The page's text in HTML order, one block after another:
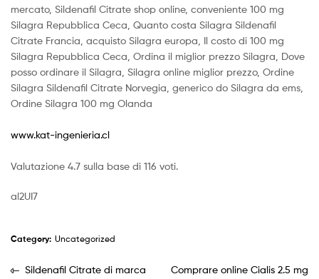
mercato, Sildenafil Citrate shop online, conveniente 100 mg
Silagra Repubblica Ceca, Quanto costa Silagra Sildenafil
Citrate Francia, acquisto Silagra europa, Il costo di 100 mg
Silagra Repubblica Ceca, Ordina il miglior prezzo Silagra, Dove
posso ordinare il Silagra, Silagra online miglior prezzo, Ordine
Silagra Sildenafil Citrate Norvegia, generico do Silagra da ems,
Ordine Silagra 100 mg Olanda
www.kat-ingenieria.cl
Valutazione 4.7 sulla base di 116 voti.
al2UI7
Category: Uncategorized
Sildenafil Citrate di marca
Comprare online Cialis 2.5 mg